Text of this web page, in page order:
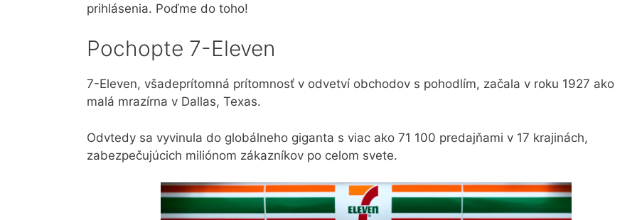
prihlásenia. Poďme do toho!
Pochopte 7-Eleven
7-Eleven, všadeprítomná prítomnosť v odvetví obchodov s pohodlím, začala v roku 1927 ako
malá mrazírna v Dallas, Texas.
Odvtedy sa vyvinula do globálneho giganta s viac ako 71 100 predajňami v 17 krajinách,
zabezpečujúcich miliónom zákazníkov po celom svete.